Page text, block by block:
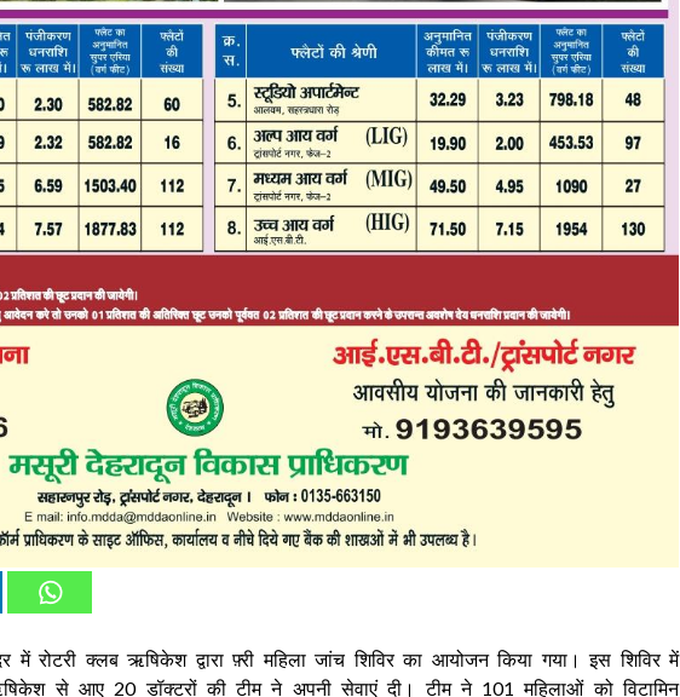
में रोटरी क्लब ऋषिकेश द्वारा फ़्री महिला जांच शिविर का आयोजन किया गया। इस शिविर में
से आए 20 डॉक्टरों की टीम ने अपनी सेवाएं दी। टीम ने 101 महिलाओं को विटामिन